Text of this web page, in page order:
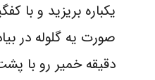
یکباره بریزید و با
صورت یه گلوله در
دقیقه خمیر رو با